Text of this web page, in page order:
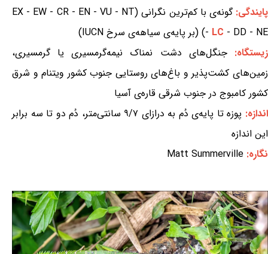
پایندگی:
گونه‌ی با کم‌ترین نگرانی (EX - EW - CR - EN - VU - NT
- LC - DD - NE) (بر پایه‌ی سیاهه‌ی سرخ IUCN)
زیستگاه:جنگل‌های دشت نمناک نیمه‌گرمسیری یا گرمسیری،
زمین‌های کشت‌پذیر و باغ‌های روستایی جنوب کشور ویتنام و شرق
کشور کامبوج در جنوب شرقی قاره‌ی آسیا
اندازه:
پوزه تا پایه‌ی دُم به درازای ۹/۷ سانتی‌متر، دُم دو تا سه برابر
این اندازه
نگاره: Matt Summerville